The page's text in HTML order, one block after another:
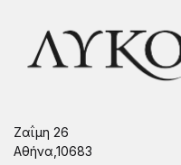
Ζαΐμη 26
Αθήνα,10683